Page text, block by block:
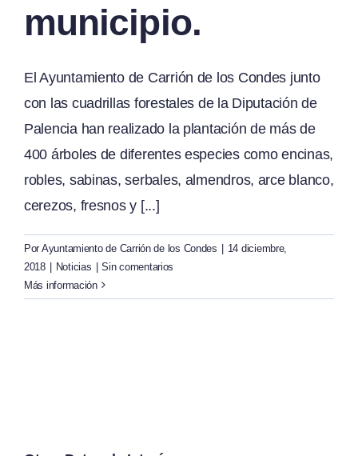
municipio.
El Ayuntamiento de Carrión de los Condes junto
con las cuadrillas forestales de la Diputación de
Palencia han realizado la plantación de más de
400 árboles de diferentes especies como encinas,
robles, sabinas, serbales, almendros, arce blanco,
cerezos, fresnos y [...]
Por Ayuntamiento de Carrión de los Condes | 14 diciembre,
2018 | Noticias | Sin comentarios
Más información